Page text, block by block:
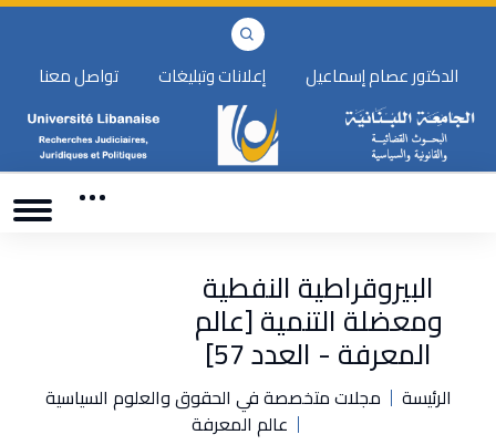
الدكتور عصام إسماعيل إعلانات وتبليغات تواصل معنا
البيروقراطية النفطية
ومعضلة التنمية [عالم
المعرفة - العدد 57]
الرئيسة
مجلات متخصصة في الحقوق والعلوم السياسية
عالم المعرفة